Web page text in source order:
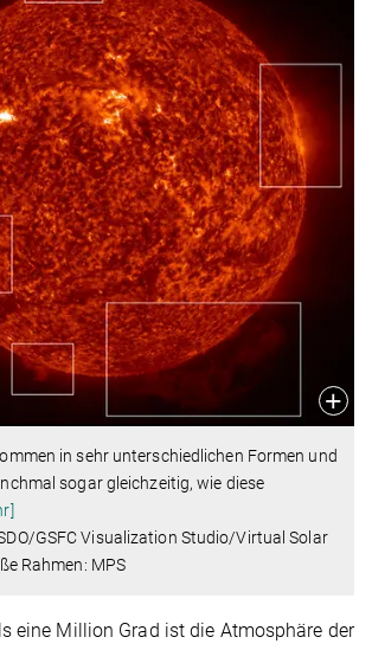
in sehr unterschiedlichen Formen und
sogar gleichzeitig, wie diese
GSFC Visualization Studio/Virtual Solar
Rahmen: MPS
eine Million Grad ist die Atmosphäre der